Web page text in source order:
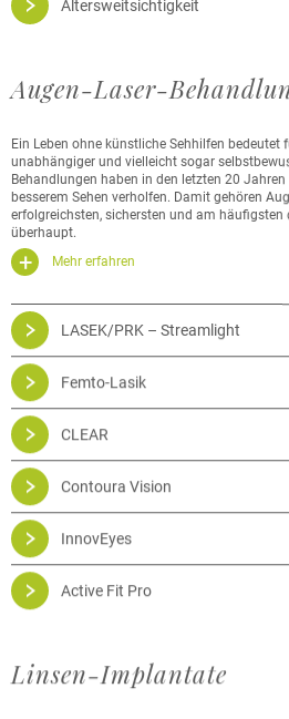
Altersweitsichtigkeit
Augen-Laser-
Ein Leben ohne künstliche Sehhilfen bedeutet
unabhängiger und vielleicht sogar
Behandlungen haben in den letzten 20
besserem Sehen verholfen. Damit gehören
erfolgreichsten, sichersten und am häufigsten
überhaupt.
Mehr erfahren
LASEK/PRK – Streamlight
Femto-Lasik
CLEAR
Contoura Vision
InnovEyes
Active Fit Pro
Linsen-Implantate